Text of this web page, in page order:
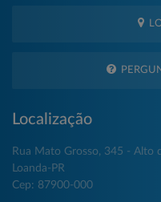
Localização
Rua Mato Grosso, 345 - Alto
Loanda-PR
Cep: 87900-000